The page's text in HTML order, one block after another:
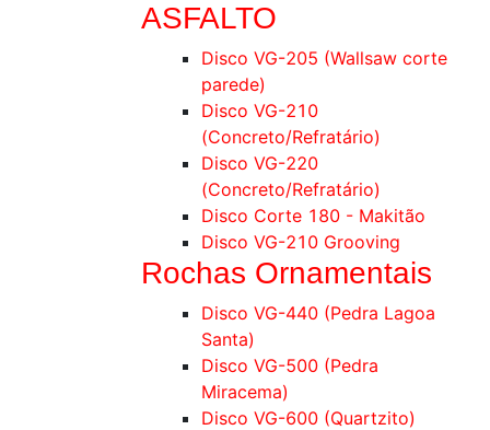
ASFALTO
Disco VG-205 (Wallsaw corte
parede)
Disco VG-210
(Concreto/Refratário)
Disco VG-220
(Concreto/Refratário)
Disco Corte 180 - Makitão
Disco VG-210 Grooving
Rochas Ornamentais
Disco VG-440 (Pedra Lagoa
Santa)
Disco VG-500 (Pedra
Miracema)
Disco VG-600 (Quartzito)